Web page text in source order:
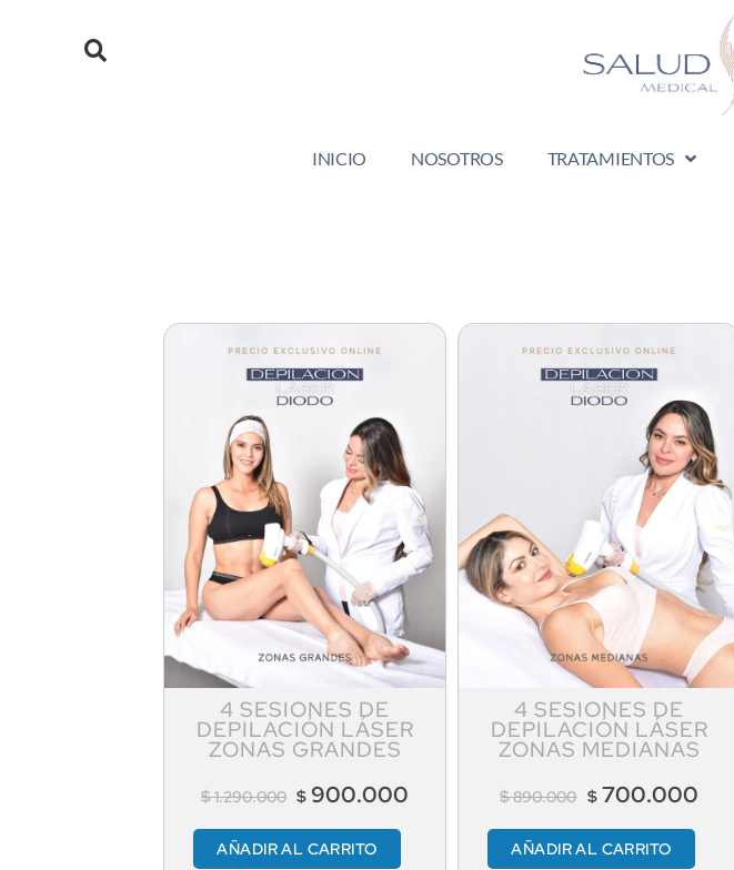
INICIO NOSOTROS TRATAMIENTOS
4 SESIONES DE
DEPILACIÓN LÁSER
ZONAS GRANDES
$1.290.000 $ 900.000
AÑADIR AL CARRITO
4 SESIONES DE
DEPILACIÓN LÁSER
ZONAS MEDIANAS
$890.000 $700.000
AÑADIR AL CARRITO